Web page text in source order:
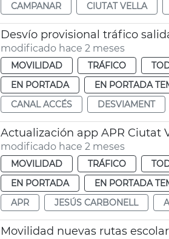
CAMPANAR
CIUTAT VELLA
Desvío provisional tráfico
modificado hace 2 meses
MOVILIDAD TRÁFICO
EN PORTADA
EN PORTADA
CANAL ACCÉS
DESVIAMENT
Actualización app APR Ciutat
modificado hace 2 meses
MOVILIDAD TRÁFICO
EN PORTADA
EN PORTADA
APR
JESÚS CARBONELL
Movilidad nuevas rutas